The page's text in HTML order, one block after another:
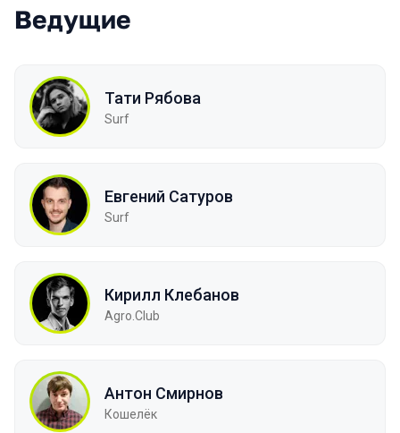
Ведущие
Тати Рябова
Surf
Евгений Сатуров
Surf
Кирилл Клебанов
Agro.Сlub
Антон Смирнов
Кошелёк